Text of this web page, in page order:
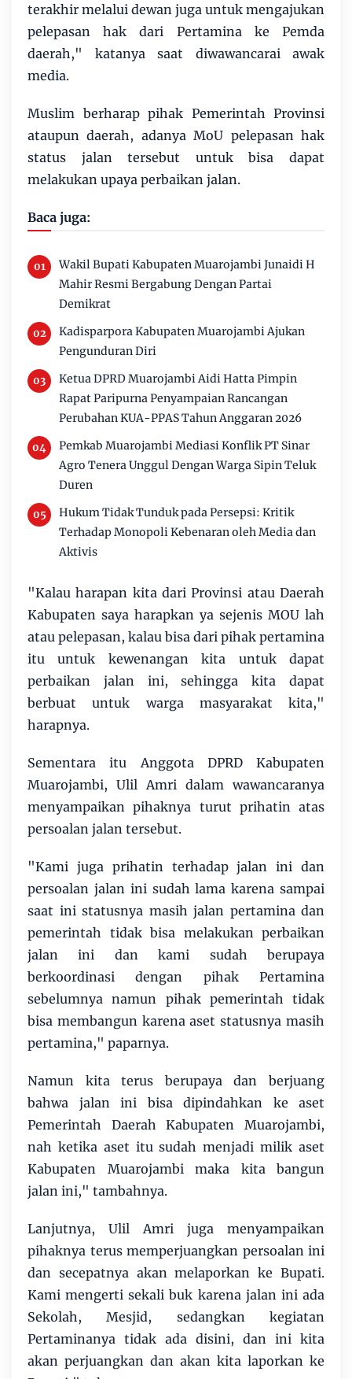
terakhir melalui dewan juga untuk mengajukan
pelepasan hak dari Pertamina ke Pemda
daerah," katanya saat diwawancarai awak
media.
Muslim berharap pihak Pemerintah Provinsi
ataupun daerah, adanya MoU pelepasan hak
status jalan tersebut untuk bisa dapat
melakukan upaya perbaikan jalan.
Baca juga:
Wakil Bupati Kabupaten Muarojambi Junaidi H
Mahir Resmi Bergabung Dengan Partai
Demikrat
Kadisparpora Kabupaten Muarojambi Ajukan
Pengunduran Diri
Ketua DPRD Muarojambi Aidi Hatta Pimpin
Rapat Paripurna Penyampaian Rancangan
Perubahan KUA-PPAS Tahun Anggaran 2026
Pemkab Muarojambi Mediasi Konflik PT Sinar
Agro Tenera Unggul Dengan Warga Sipin Teluk
Duren
Hukum Tidak Tunduk pada Persepsi: Kritik
Terhadap Monopoli Kebenaran oleh Media dan
Aktivis
"Kalau harapan kita dari Provinsi atau Daerah
Kabupaten saya harapkan ya sejenis MOU lah
atau pelepasan, kalau bisa dari pihak pertamina
itu untuk kewenangan kita untuk dapat
perbaikan jalan ini, sehingga kita dapat
berbuat untuk warga masyarakat kita,"
harapnya.
Sementara itu Anggota DPRD Kabupaten
Muarojambi, Ulil Amri dalam wawancaranya
menyampaikan pihaknya turut prihatin atas
persoalan jalan tersebut.
"Kami juga prihatin terhadap jalan ini dan
persoalan jalan ini sudah lama karena sampai
saat ini statusnya masih jalan pertamina dan
pemerintah tidak bisa melakukan perbaikan
jalan ini dan kami sudah berupaya
berkoordinasi dengan pihak Pertamina
sebelumnya namun pihak pemerintah tidak
bisa membangun karena aset statusnya masih
pertamina," paparnya.
Namun kita terus berupaya dan berjuang
bahwa jalan ini bisa dipindahkan ke aset
Pemerintah Daerah Kabupaten Muarojambi,
nah ketika aset itu sudah menjadi milik aset
Kabupaten Muarojambi maka kita bangun
jalan ini," tambahnya.
Lanjutnya, Ulil Amri juga menyampaikan
pihaknya terus memperjuangkan persoalan ini
dan secepatnya akan melaporkan ke Bupati.
Kami mengerti sekali buk karena jalan ini ada
Sekolah, Mesjid, sedangkan kegiatan
Pertaminanya tidak ada disini, dan ini kita
akan perjuangkan dan akan kita laporkan ke